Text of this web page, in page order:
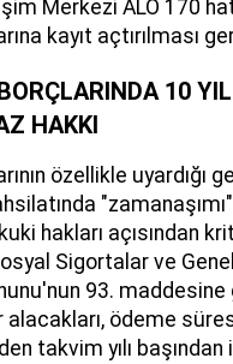
Merkezi ALO 170
kayıt açtırılması
10
HAKKI
özellikle uyardığı
hakları açısından
Sigortalar ve
93. maddesine
alacakları, ödeme
takvim yılı